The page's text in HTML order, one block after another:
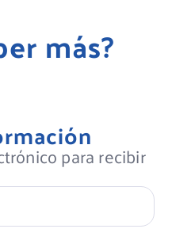
más?
para recibir